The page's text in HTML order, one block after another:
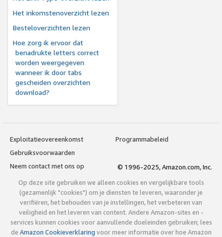
Het inkomstenoverzicht lezen
Besteloverzichten lezen
Hoe zorg ik ervoor dat
benadrukte letters correct
worden weergegeven
wanneer ik door tabs
gescheiden overzichten
download?
Exploitatieovereenkomst
Programmabeleid
Gebruiksvoorwaarden
Neem contact met ons op
© 1996-2025, Amazon.com, Inc.
Op deze site gebruiken we alleen cookies en vergelijkbare tools
(gezamenlijk "cookies") om je diensten te leveren, waaronder je
verifiëren, het behouden van je instellingen, het verbeteren van
veiligheid en het leveren van content. Andere Amazon-sites en -
services kunnen cookies voor aanvullende doeleinden gebruiken; lees
de Amazon Cookieverklaring voor meer informatie over hoe Amazon